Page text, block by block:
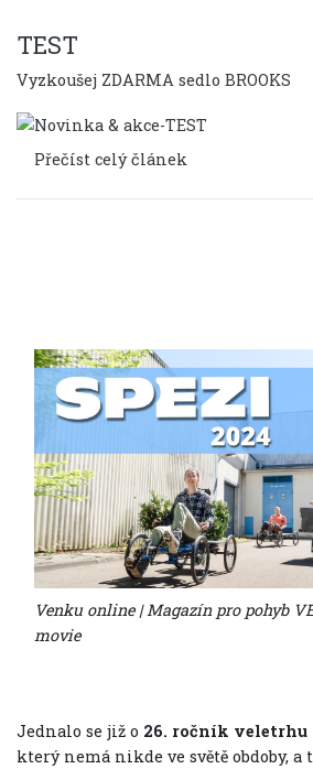
TEST
Vyzkoušej ZDARMA sedlo BROOKS
Přečíst celý článek
Venku online | Magazín pro pohyb
movie
Jednalo se již o 26. ročník
který nemá nikde ve světě obdoby, a